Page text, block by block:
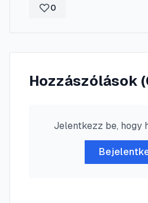
0
Hozzászólások (
Jelentkezz be, hogy